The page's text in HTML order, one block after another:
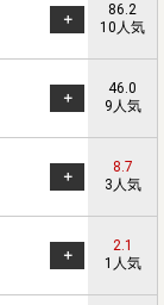
86.2
10人気
46.0
9人気
8.7
3人気
2.1
1人気